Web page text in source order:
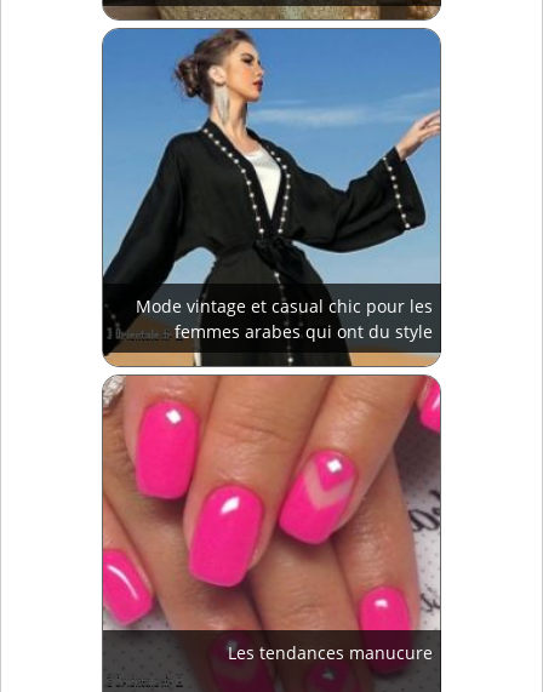
Mode vintage et casual chic pour les
femmes arabes qui ont du style
Les tendances manucure